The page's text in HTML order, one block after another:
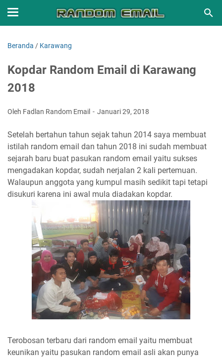
Beranda / Karawang
Kopdar Random Email di Karawang
2018
Oleh Fadlan Random Email Januari 29, 2018
Setelah bertahun tahun sejak tahun 2014 saya membuat
istilah random email dan tahun 2018 ini sudah membuat
sejarah baru buat pasukan random email yaitu sukses
mengadakan kopdar, sudah nerjalan 2 kali pertemuan.
Walaupun anggota yang kumpul masih sedikit tapi tetapi
disukuri karena ini awal mula diadakan kopdar.
Terobosan terbaru dari random email yaitu membuat
keunikan yaitu pasukan random email asli akan punya